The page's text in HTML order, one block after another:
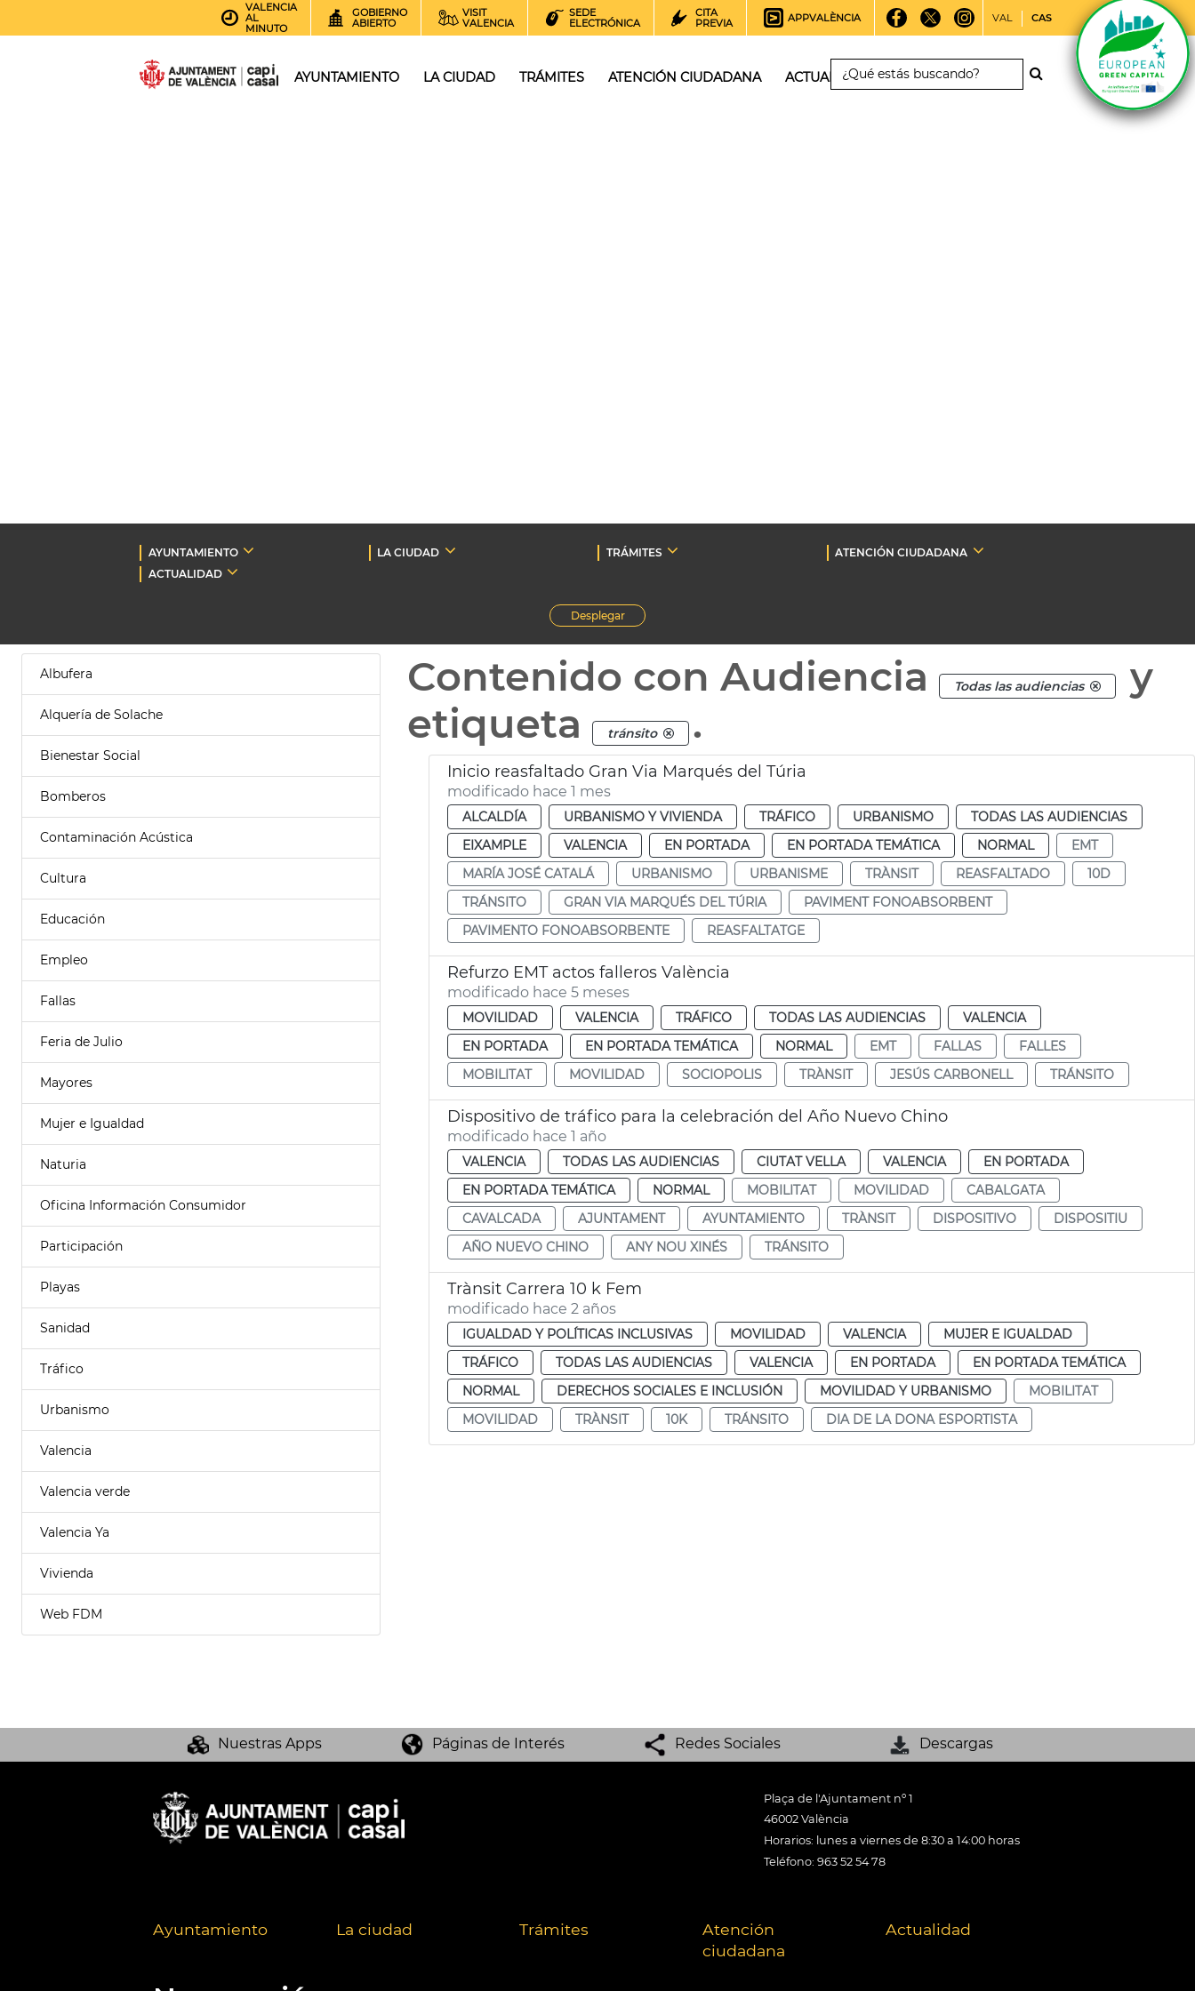
VALENCIA
AL
MINUTO
GOBIERNO
ABIERTO
VISIT
VALENCIA
SEDE
ELECTRÓNICA
CITA
PREVIA
APPVALÈNCIA VAL CAS
AYUNTAMIENTO LA CIUDAD TRÁMITES ATENCIÓN CIUDADANA ACTUALIDAD
AYUNTAMIENTO LA CIUDAD TRÁMITES
ATENCIÓN CIUDADANA
ACTUALIDAD
Desplegar
Albufera
Alquería de Solache
Bienestar Social
Bomberos
Contaminación Acústica
Cultura
Educación
Empleo
Fallas
Feria de Julio
Mayores
Mujer e Igualdad
Naturia
Oficina Información Consumidor
Participación
Playas
Sanidad
Tráfico
Urbanismo
Valencia
Valencia verde
Valencia Ya
Vivienda
Web FDM
Contenido con Audiencia Todas las audiencias
y
etiqueta
tránsito .
Inicio reasfaltado Gran Via Marqués del Túria
modificado hace 1 mes
ALCALDÍA URBANISMO Y VIVIENDA TRÁFICO URBANISMO
TODAS LAS AUDIENCIAS
EIXAMPLE
VALENCIA EN PORTADA EN PORTADA TEMÁTICA NORMAL
EMT
MARÍA JOSÉ CATALÁ
URBANISMO URBANISME TRÀNSIT REASFALTADO
10D
TRÁNSITO
GRAN VIA MARQUÉS DEL TÚRIA
PAVIMENT FONOABSORBENT
PAVIMENTO FONOABSORBENTE
REASFALTATGE
Refurzo EMT actos falleros València
modificado hace 5 meses
MOVILIDAD VALENCIA TRÁFICO TODAS LAS AUDIENCIAS
VALENCIA
EN PORTADA
EN PORTADA TEMÁTICA NORMAL EMT FALLAS
FALLES
MOBILITAT
MOVILIDAD SOCIOPOLIS TRÀNSIT JESÚS CARBONELL TRÁNSITO
Dispositivo de tráfico para la celebración del Año Nuevo Chino
modificado hace 1 año
VALENCIA TODAS LAS AUDIENCIAS CIUTAT VELLA VALENCIA
EN PORTADA
EN PORTADA TEMÁTICA
NORMAL MOBILITAT MOVILIDAD
CABALGATA
CAVALCADA
AJUNTAMENT AYUNTAMIENTO TRÀNSIT DISPOSITIVO
DISPOSITIU
AÑO NUEVO CHINO
ANY NOU XINÉS TRÁNSITO
Trànsit Carrera 10 k Fem
modificado hace 2 años
IGUALDAD Y POLÍTICAS INCLUSIVAS MOVILIDAD VALENCIA
MUJER E IGUALDAD
TRÁFICO
TODAS LAS AUDIENCIAS VALENCIA EN PORTADA
EN PORTADA TEMÁTICA
NORMAL
DERECHOS SOCIALES E INCLUSIÓN MOVILIDAD Y URBANISMO
MOBILITAT
MOVILIDAD
TRÀNSIT 10K TRÁNSITO DIA DE LA DONA ESPORTISTA
Nuestras Apps Páginas de Interés Redes Sociales Descargas
Plaça de l'Ajuntament nº 1
46002 València
Horarios: lunes a viernes de 8:30 a 14:00 horas
Teléfono: 963 52 54 78
Ayuntamiento La ciudad Trámites
Atención
ciudadana
Actualidad